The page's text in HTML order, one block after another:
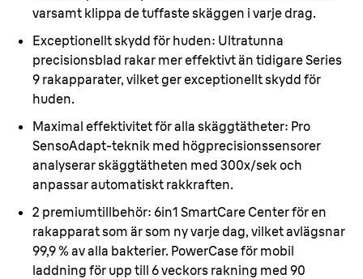
varsamt klippa de tuffaste skäggen i varje drag.
Exceptionellt skydd för huden: Ultratunna
precisionsblad rakar mer effektivt än tidigare Series
9 rakapparater, vilket ger exceptionellt skydd för
huden.
Maximal effektivitet för alla skäggtätheter: Pro
SensoAdapt-teknik med högprecisionssensorer
analyserar skäggtätheten med 300x/sek och
anpassar automatiskt rakkraften.
2 premiumtillbehör: 6in1 SmartCare Center för en
rakapparat som är som ny varje dag, vilket avlägsnar
99,9 % av alla bakterier. PowerCase för mobil
laddning för upp till 6 veckors rakning med 90